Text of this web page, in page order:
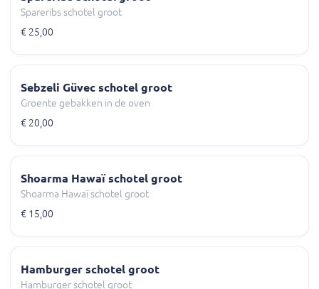
Spareribs schotel groot
€ 25,00
Sebzeli Güvec schotel groot
Groente gebakken in de oven
€ 20,00
Shoarma Hawaï schotel groot
Shoarma Hawaï schotel groot
€ 15,00
Hamburger schotel groot
Hamburger schotel groot